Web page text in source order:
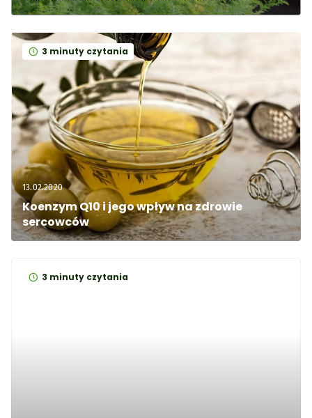
13.02.2020
Koenzym Q10 i jego wpływ na zdrowie
sercowców
3 minuty czytania
3 minuty czytania